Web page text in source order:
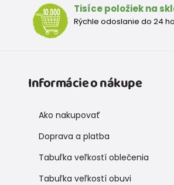
Tisíce položiek na
Rýchle odoslanie do 24
Informácie o nákupe
Ako nakupovať
Doprava a platba
Tabuľka veľkostí oblečenia
Tabuľka veľkostí obuvi